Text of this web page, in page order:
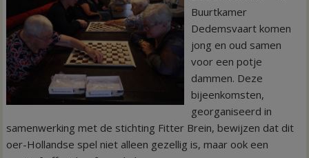
Buurtkamer
Dedemsvaart komen
jong en oud samen
voor een potje
dammen. Deze
bijeenkomsten,
georganiseerd in
samenwerking met de stichting Fitter Brein, bewijzen dat dit
oer-Hollandse spel niet alleen gezellig is, maar ook een